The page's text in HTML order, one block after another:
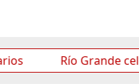
Río Grande celebra el